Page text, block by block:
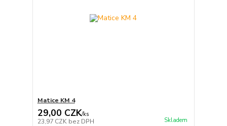
Matice KM 4
29,00 CZK/ks
23,97 CZK bez DPH Skladem